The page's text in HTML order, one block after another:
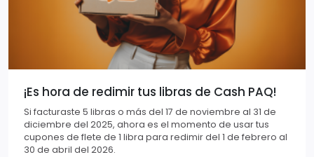
¡Es hora de redimir tus libras de Cash PAQ!
Si facturaste 5 libras o más del 17 de noviembre al 31 de
diciembre del 2025, ahora es el momento de usar tus
cupones de flete de 1 libra para redimir del 1 de febrero al
30 de abril del 2026.